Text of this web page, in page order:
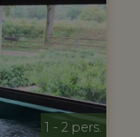
1 - 2 pers.